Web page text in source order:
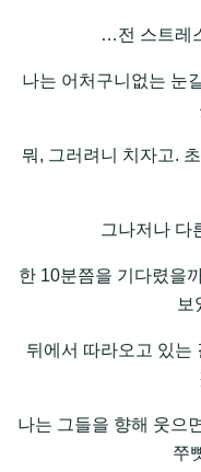
…전 스트레
나는 어처구니없는 눈
뭐, 그러려니 치자고.
그나저나 다
한 10분쯤을 기다렸을
보
뒤에서 따라오고 있는
나는 그들을 향해 웃으
쭈